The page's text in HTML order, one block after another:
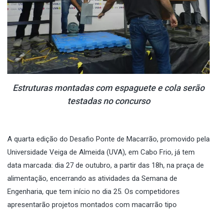
Estruturas montadas com espaguete e cola serão
testadas no concurso
A quarta edição do Desafio Ponte de Macarrão, promovido pela
Universidade Veiga de Almeida (UVA), em Cabo Frio, já tem
data marcada: dia 27 de outubro, a partir das 18h, na praça de
alimentação, encerrando as atividades da Semana de
Engenharia, que tem início no dia 25. Os competidores
apresentarão projetos montados com macarrão tipo